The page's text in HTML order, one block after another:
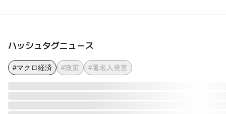
ハッシュタグニュース
#マクロ経済 #政策 #著名人発言